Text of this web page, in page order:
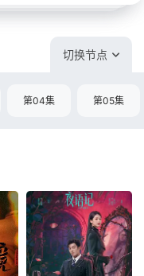
切换节点
第04集 第05集